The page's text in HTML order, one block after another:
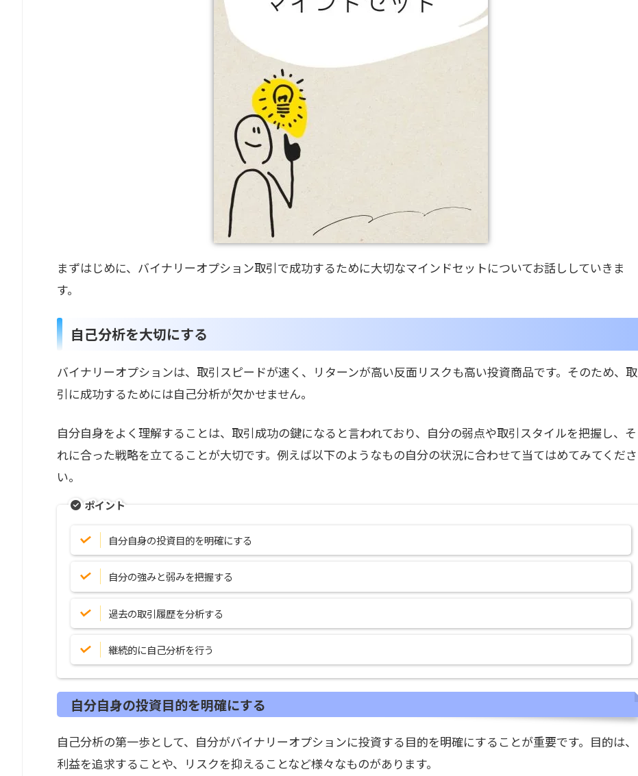
まずはじめに、バイナリーオプション取引で成功するために大切なマインドセットについてお話ししていきま
す。
自己分析を大切にする
バイナリーオプションは、取引スピードが速く、リターンが高い反面リスクも高い投資商品です。そのため、取
引に成功するためには自己分析が欠かせません。
自分自身をよく理解することは、取引成功の鍵になると言われており、自分の弱点や取引スタイルを把握し、そ
れに合った戦略を立てることが大切です。例えば以下のようなもの自分の状況に合わせて当てはめてみてくださ
い。
ポイント
自分自身の投資目的を明確にする
自分の強みと弱みを把握する
過去の取引履歴を分析する
継続的に自己分析を行う
自分自身の投資目的を明確にする
自己分析の第一歩として、自分がバイナリーオプションに投資する目的を明確にすることが重要です。目的は、
利益を追求することや、リスクを抑えることなど様々なものがあります。